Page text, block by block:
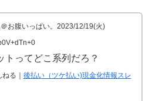
お腹いっぱい。2023/12/19(火)
トってどこ系列だろ？
る｜ 後払い（ツケ払い)現金化情報スレ